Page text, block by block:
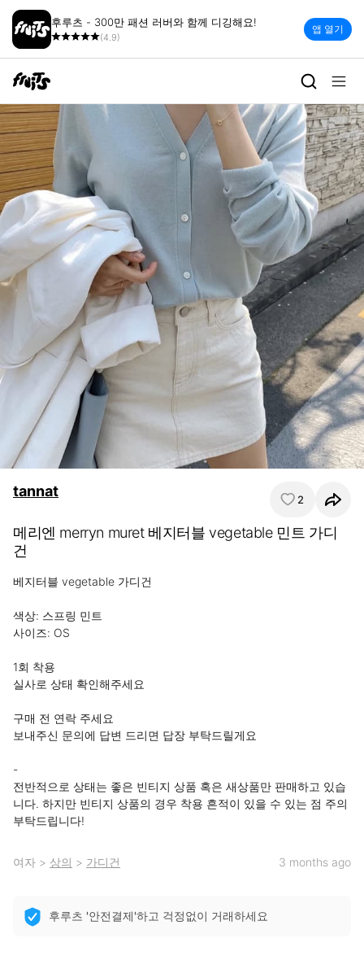
후루츠 - 300만 패션 러버와 함께 디깅해요!
(4.9)
앱 열기
tannat 2
메리엔 merryn muret 베지터블 vegetable 민트 가디
건
베지터블 vegetable 가디건
색상: 스프링 민트
사이즈: OS
1회 착용
실사로 상태 확인해주세요
구매 전 연락 주세요
보내주신 문의에 답변 드리면 답장 부탁드릴게요
-
전반적으로 상태는 좋은 빈티지 상품 혹은 새상품만 판매하고 있습
니다. 하지만 빈티지 상품의 경우 착용 흔적이 있을 수 있는 점 주의
부탁드립니다!
여자 > 상의 > 가디건 3 months ago
후루츠 '안전결제'하고 걱정없이 거래하세요